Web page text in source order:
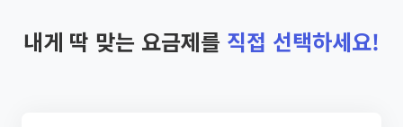
내게 딱 맞는 요금제를 직접 선택하세요!